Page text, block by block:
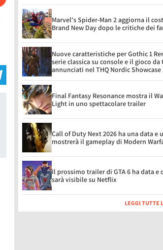
Marvel's Spider-Man 2 aggiorna il
Brand New Day dopo le critiche dei
Nuove caratteristiche per Gothic 1
serie classica su console e il gioco da
annunciati nel THQ Nordic Showcase
Final Fantasy Resonance mostra il
Light in uno spettacolare trailer
Call of Duty Next 2026 ha una data e
mostrerà il gameplay di Modern
Il prossimo trailer di GTA 6 ha data e
sarà visibile su Netflix
LEGGI TUTTE